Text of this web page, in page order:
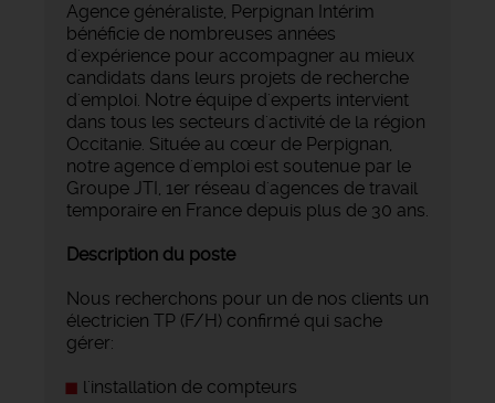
Agence généraliste, Perpignan Intérim
bénéficie de nombreuses années
d'expérience pour accompagner au mieux
candidats dans leurs projets de recherche
d'emploi. Notre équipe d'experts intervient
dans tous les secteurs d'activité de la région
Occitanie. Située au cœur de Perpignan,
notre agence d'emploi est soutenue par le
Groupe JTI, 1er réseau d'agences de travail
temporaire en France depuis plus de 30 ans.
Description du poste
Nous recherchons pour un de nos clients un
électricien TP (F/H) confirmé qui sache
gérer:
l'installation de compteurs